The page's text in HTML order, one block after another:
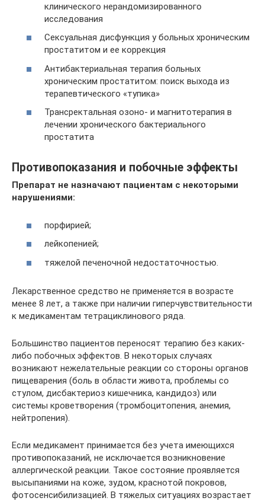
клинического нерандомизированного
исследования
Сексуальная дисфункция у больных хроническим
простатитом и ее коррекция
Антибактериальная терапия больных
хроническим простатитом: поиск выхода из
терапевтического «тупика»
Трансректальная озоно- и магнитотерапия в
лечении хронического бактериального
простатита
Противопоказания и побочные эффекты
Препарат не назначают пациентам с некоторыми
нарушениями:
порфирией;
лейкопенией;
тяжелой печеночной недостаточностью.
Лекарственное средство не применяется в возрасте
менее 8 лет, а также при наличии гиперчувствительности
к медикаментам тетрациклинового ряда.
Большинство пациентов переносят терапию без каких-
либо побочных эффектов. В некоторых случаях
возникают нежелательные реакции со стороны органов
пищеварения (боль в области живота, проблемы со
стулом, дисбактериоз кишечника, кандидоз) или
системы кроветворения (тромбоцитопения, анемия,
нейтропения).
Если медикамент принимается без учета имеющихся
противопоказаний, не исключается возникновение
аллергической реакции. Такое состояние проявляется
высыпаниями на коже, зудом, краснотой покровов,
фотосенсибилизацией. В тяжелых ситуациях возрастает